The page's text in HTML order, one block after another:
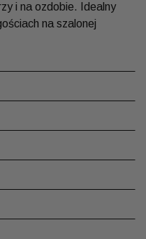
i na ozdobie. Idealny
na szalonej